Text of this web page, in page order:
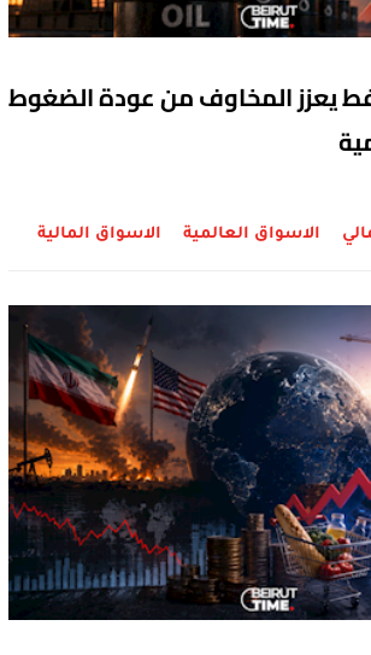
يعزز المخاوف من عودة الضغوط
الاسواق العالمية الاسواق المالية